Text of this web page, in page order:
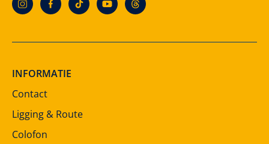
INFORMATIE
Contact
Ligging & Route
Colofon